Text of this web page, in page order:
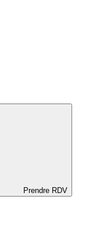
Prendre RDV